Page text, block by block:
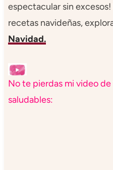
espectacular sin
recetas navideñas,
Navidad.
No te pierdas mi video
saludables: